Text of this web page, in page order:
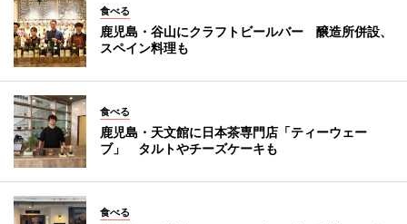
食べる
鹿児島・谷山にクラフトビールバー 醸造所併設、
スペイン料理も
食べる
鹿児島・天文館に日本茶専門店「ティーウェー
ブ」 タルトやチーズケーキも
食べる